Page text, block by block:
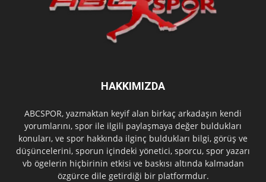
HAKKIMIZDA
ABCSPOR, yazmaktan keyif alan birkaç arkadaşın kendi
yorumlarını, spor ile ilgili paylaşmaya değer buldukları
konuları, ve spor hakkında ilginç buldukları bilgi, görüş ve
düşüncelerini, sporun içindeki yönetici, sporcu, spor yazarı
vb ögelerin hiçbirinin etkisi ve baskısı altında kalmadan
özgürce dile getirdiği bir platformdur.